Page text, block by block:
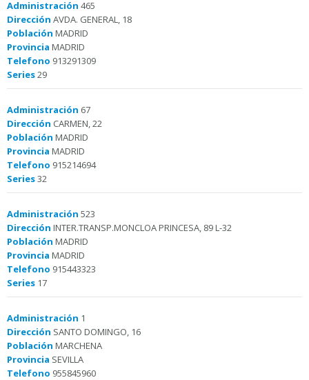
Administración 465
Dirección AVDA. GENERAL, 18
Población MADRID
Provincia MADRID
Telefono 913291309
Series29
Administración 67
Dirección CARMEN, 22
Población MADRID
Provincia MADRID
Telefono 915214694
Series32
Administración 523
Dirección INTER.TRANSP.MONCLOA PRINCESA, 89 L-32
Población MADRID
Provincia MADRID
Telefono 915443323
Series 17
Administración 1
Dirección SANTO DOMINGO, 16
Población MARCHENA
Provincia SEVILLA
Telefono 955845960